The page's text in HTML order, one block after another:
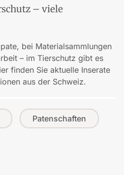
– viele
bei Materialsammlungen
– im Tierschutz gibt es
finden Sie aktuelle Inserate
aus der Schweiz.
Patenschaften